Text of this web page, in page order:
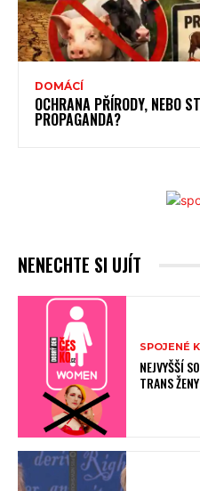
DOMÁCÍ
OCHRANA PŘÍRODY, NEBO
PROPAGANDA?
NENECHTE SI UJÍT
SPOJENÉ
NEJVYŠŠÍ
TRANS